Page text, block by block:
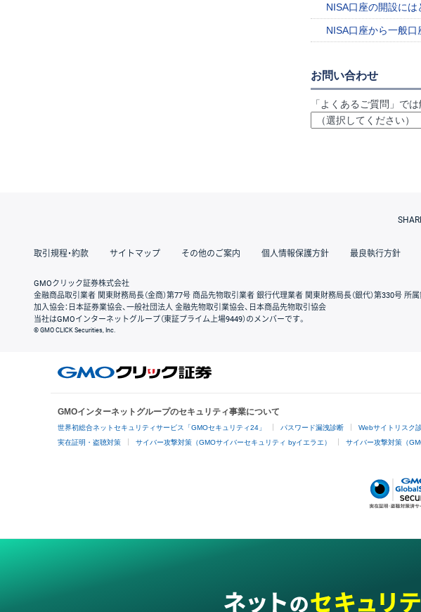
NISA口座の開設に
NISA口座から一般
お問い合わせ
「よくあるご質問」で
取引規程・約款 サイトマップ その他のご案内 個人情報保護方針 最良執行方針
GMOクリック証券株式会社
金融商品取引業者 関東財務局長（金商）第77号 商品先物取引業者 銀行代理業者 関東財務局長（銀代）第330号 所
加入協会：日本証券業協会、一般社団法人 金融先物取引業協会、日本商品先物取引協会
当社はGMOインターネットグループ（東証プライム上場9449）のメンバーです。
© GMO CLICK Securities, Inc.
GMOインターネットグループのセキュリティ事業について
世界初総合ネットセキュリティサービス「GMOセキュリティ24」 パスワード漏洩診断 Webサイトリスク
実在証明・盗聴対策 サイバー攻撃対策（GMOサイバーセキュリティ byイエラエ） サイバー攻撃対策（